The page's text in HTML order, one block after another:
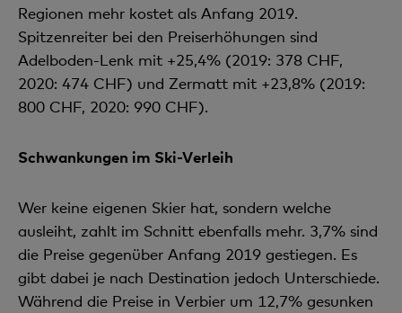
Regionen mehr kostet als Anfang 2019.
Spitzenreiter bei den Preiserhöhungen sind
Adelboden-Lenk mit +25,4% (2019: 378 CHF,
2020: 474 CHF) und Zermatt mit +23,8% (2019:
800 CHF, 2020: 990 CHF).
Schwankungen im Ski-Verleih
Wer keine eigenen Skier hat, sondern welche
ausleiht, zahlt im Schnitt ebenfalls mehr. 3,7% sind
die Preise gegenüber Anfang 2019 gestiegen. Es
gibt dabei je nach Destination jedoch Unterschiede.
Während die Preise in Verbier um 12,7% gesunken